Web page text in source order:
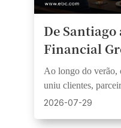
De Santiago
Financial
série de
aos jogos
Ao longo do
uniu clientes,
mercados e três
2026-07-29